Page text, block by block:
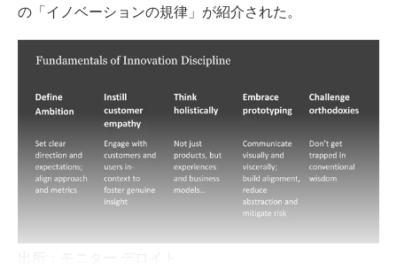
の「イノベーションの規律」が紹介された。